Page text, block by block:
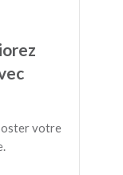
votre